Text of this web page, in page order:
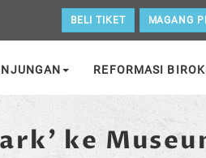
BELI TIKET MAGANG
REFORMASI
ke